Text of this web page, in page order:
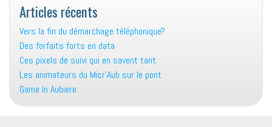
Articles récents
Vers la fin du démarchage téléphonique?
Des forfaits forts en data
Ces pixels de suivi qui en savent tant
Les animateurs du Micr’Aub sur le pont
Game In Aubiere